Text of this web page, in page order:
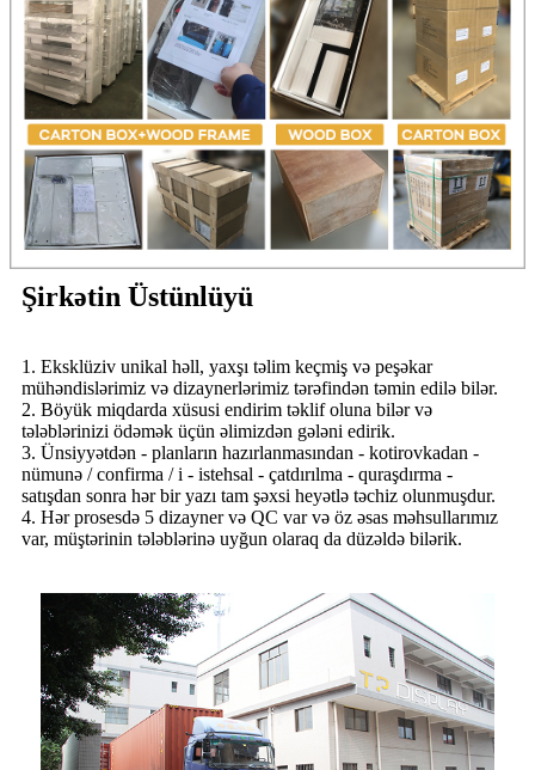
Şirkətin Üstünlüyü
1. Eksklüziv unikal həll, yaxşı təlim keçmiş və peşəkar
mühəndislərimiz və dizaynerlərimiz tərəfindən təmin edilə bilər.
2. Böyük miqdarda xüsusi endirim təklif oluna bilər və
tələblərinizi ödəmək üçün əlimizdən gələni edirik.
3. Ünsiyyətdən - planların hazırlanmasından - kotirovkadan -
nümunə / confirma / i - istehsal - çatdırılma - quraşdırma -
satışdan sonra hər bir yazı tam şəxsi heyətlə təchiz olunmuşdur.
4. Hər prosesdə 5 dizayner və QC var və öz əsas məhsullarımız
var, müştərinin tələblərinə uyğun olaraq da düzəldə bilərik.